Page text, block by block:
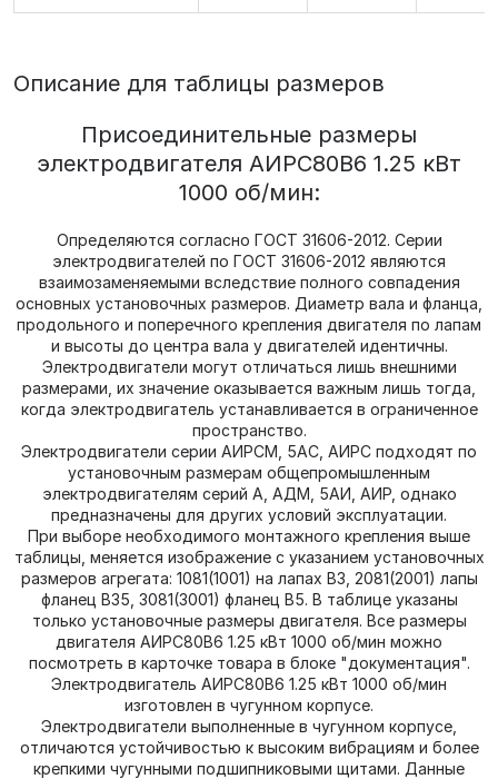
Описание для таблицы размеров
Присоединительные размеры
электродвигателя АИРС80В6 1.25 кВт
1000 об/мин:
Определяются согласно ГОСТ 31606-2012. Серии
электродвигателей по ГОСТ 31606-2012 являются
взаимозаменяемыми вследствие полного совпадения
основных установочных размеров. Диаметр вала и фланца,
продольного и поперечного крепления двигателя по лапам
и высоты до центра вала у двигателей идентичны.
Электродвигатели могут отличаться лишь внешними
размерами, их значение оказывается важным лишь тогда,
когда электродвигатель устанавливается в ограниченное
пространство.
Электродвигатели серии АИРСМ, 5АС, АИРС подходят по
установочным размерам общепромышленным
электродвигателям серий А, АДМ, 5АИ, АИР, однако
предназначены для других условий эксплуатации.
При выборе необходимого монтажного крепления выше
таблицы, меняется изображение с указанием установочных
размеров агрегата: 1081(1001) на лапах В3, 2081(2001) лапы
фланец В35, 3081(3001) фланец В5. В таблице указаны
только установочные размеры двигателя. Все размеры
двигателя АИРС80В6 1.25 кВт 1000 об/мин можно
посмотреть в карточке товара в блоке "документация".
Электродвигатель АИРС80В6 1.25 кВт 1000 об/мин
изготовлен в чугунном корпусе.
Электродвигатели выполненные в чугунном корпусе,
отличаются устойчивостью к высоким вибрациям и более
крепкими чугунными подшипниковыми щитами. Данные